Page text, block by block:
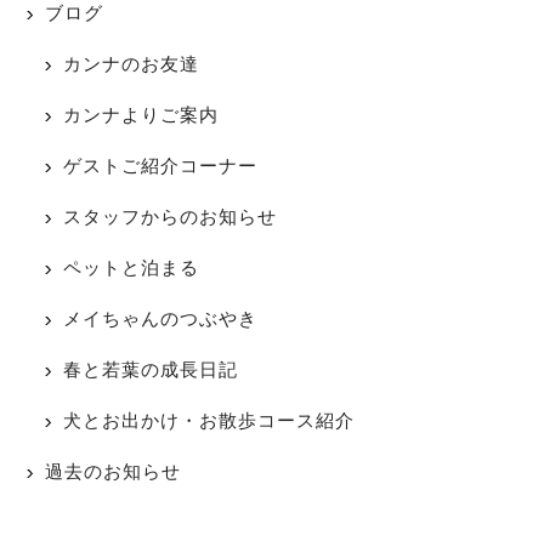
ブログ
カンナのお友達
カンナよりご案内
ゲストご紹介コーナー
スタッフからのお知らせ
ペットと泊まる
メイちゃんのつぶやき
春と若葉の成長日記
犬とお出かけ・お散歩コース紹介
過去のお知らせ